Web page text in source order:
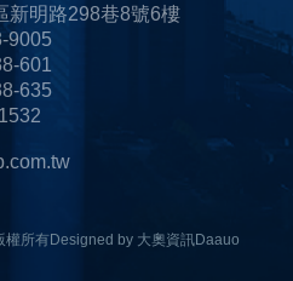
新明路298巷8號6樓
9005
601
635
權所有Designed by 大奧資訊Daauo